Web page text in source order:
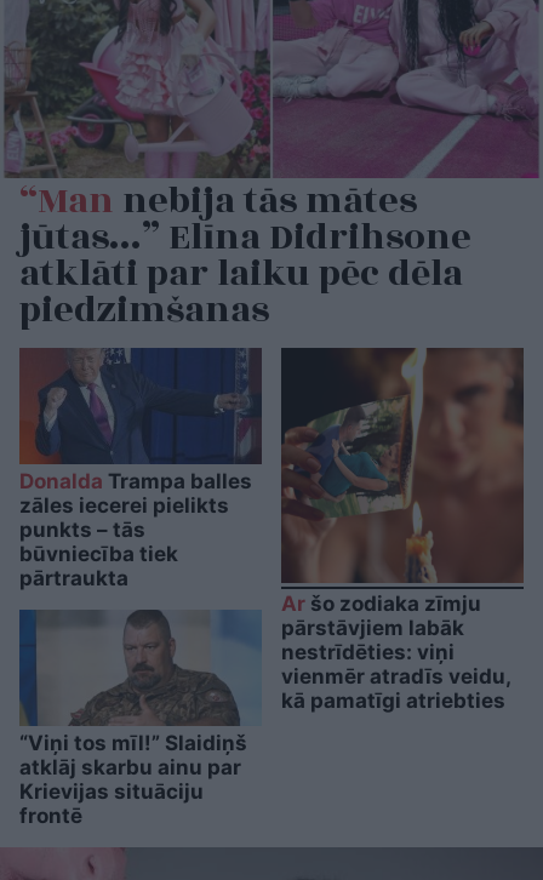
“Mannebija tās mātes
jūtas…” Elīna Didrihsone
atklāti par laiku pēc dēla
piedzimšanas
Donalda Trampa balles
zāles iecerei pielikts
punkts – tās
būvniecība tiek
pārtraukta
“Viņi tos mīl!” Slaidiņš
atklāj skarbu ainu par
Krievijas situāciju
frontē
Ar šo zodiaka zīmju
pārstāvjiem labāk
nestrīdēties: viņi
vienmēr atradīs veidu,
kā pamatīgi atriebties